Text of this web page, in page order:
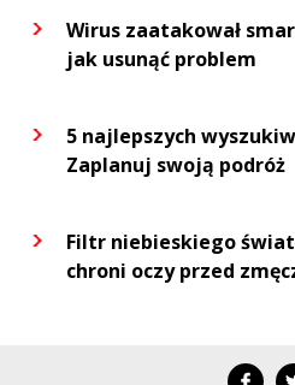
Wirus zaatakował
jak usunąć problem
5 najlepszych
Zaplanuj swoją podróż
Filtr niebieskiego
chroni oczy przed